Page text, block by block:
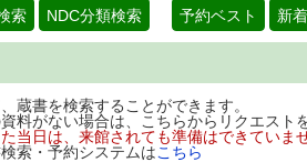
索 NDC分類検索 予約ベスト 新
蔵書を検索することができます。
料がない場合は、こちらからリクエス
当日は、来館されても準備はできてい
索・予約システムはこちら